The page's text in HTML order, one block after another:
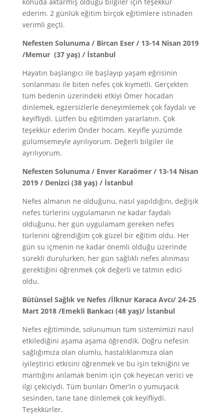
ederim. 2 günlük eğitim birçok eğitimlere istinaden
verimli geçti.
Nefesten Solunuma / Bircan Eser / 13-14 Nisan 2019
/Memur (37 yaş) / İstanbul
Hayatın başlangıcı ile başlayıp yaşam eğrisinin
sonlanması ile biten nefes çok kıymetli. Gerçekten
tüm bedenin üzerindeki etkiyi Ömer hocadan
dinlemek, egzersizlerle deneyimlemek çok faydalı ve
keyifliydi. Lütfen bu eğitimden yararlanın. Çok
teşekkür ederim Önder hocam. Keyifle yüzümde
gülümsemeyle ayrılıyorum. Değerli bilgiler ile
ayrılıyorum.
Nefesten Solunuma / Enver Karaömer / 13-14 Nisan
2019 / Denizci (38 yaş) / İstanbul
Nefes almanın ne olduğunu, nasıl yapıldığını, değişik
nefes türlerini uygulamanın ne kadar faydalı
olduğunu, her gün uygulamam gereken nefes
türlerini öğrendiğim çok güzel bir eğitim oldu. Her
gün su içmenin ne kadar önemli olduğu üzerinde
sürekli durulurken, her gün sağlıklı nefes alınması
gerektiğini öğrenmek çok değerli ve tatmin edici
oldu.
Bütünsel Sağlık ve Nefes /İlknur Karaca Avcı/ 24-25
Mart 2018 /Emekli Bankacı (48 yaş)/ İstanbul
Nefes eğitiminde, solunumun tüm sistemimizi nasıl
etkilediğini aşama aşama öğrendik. Doğru nefesin
sağlığımıza olan olumlu, hastalıklarımıza olan
iyileştirici etkisini öğrenmek ve bu işin tekniğini ve
mantığını anlamak benim için çok heyecan verici ve
ilgi çekiciydi. Tüm bunları Ömer’in o yumuşacık
sesinden, tane tane dinlemek çok keyifliydi.
Teşekkürler.